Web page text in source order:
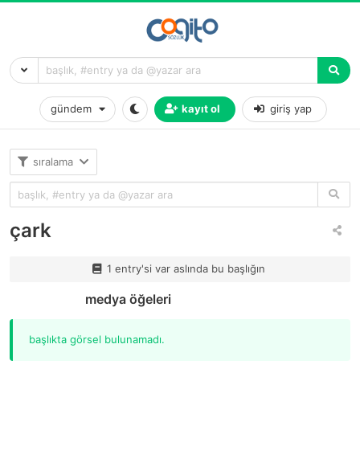
gündem kayıt ol giriş yap
sıralama
çark
1 entry'si var aslında bu başlığın
medya öğeleri
başlıkta görsel bulunamadı.